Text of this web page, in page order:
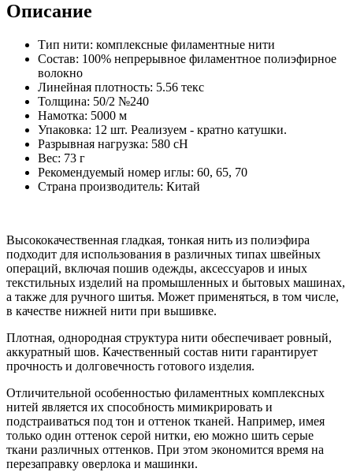
Описание
Тип нити: комплексные филаментные нити
Состав: 100% непрерывное филаментное полиэфирное
волокно
Линейная плотность: 5.56 текс
Толщина: 50/2 №240
Намотка: 5000 м
Упаковка: 12 шт. Реализуем - кратно катушки.
Разрывная нагрузка: 580 сН
Вес: 73 г
Рекомендуемый номер иглы: 60, 65, 70
Страна производитель: Китай
Высококачественная гладкая, тонкая нить из полиэфира
подходит для использования в различных типах швейных
операций, включая пошив одежды, аксессуаров и иных
текстильных изделий на промышленных и бытовых машинах,
а также для ручного шитья. Может применяться, в том числе,
в качестве нижней нити при вышивке.
Плотная, однородная структура нити обеспечивает ровный,
аккуратный шов. Качественный состав нити гарантирует
прочность и долговечность готового изделия.
Отличительной особенностью филаментных комплексных
нитей является их способность мимикрировать и
подстраиваться под тон и оттенок тканей. Например, имея
только один оттенок серой нитки, ею можно шить серые
ткани различных оттенков. При этом экономится время на
перезаправку оверлока и машинки.